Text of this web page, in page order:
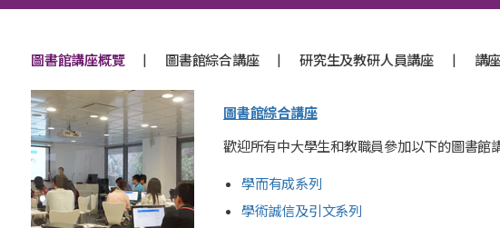
圖書館講座概覽 | 圖書館綜合講座 | 研究生及教研人員講座 | 講
圖書館綜合講座
歡迎所有中大學生和教職員參加以下的圖書館
學而有成系列
學術誠信及引文系列